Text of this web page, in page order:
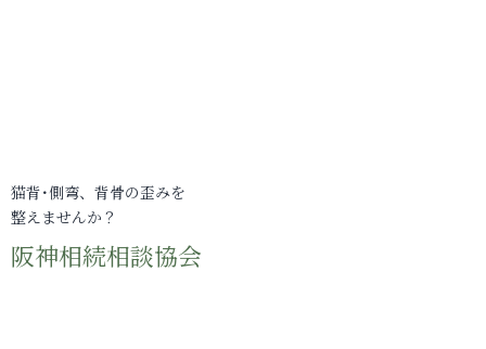
猫背･側弯、背骨の歪みを
整えませんか？
阪神相続相談協会